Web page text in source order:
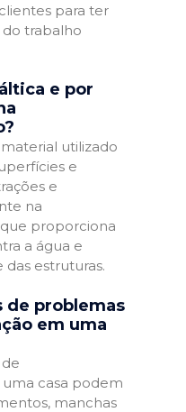
para ter
do trabalho
e por
utilizado
e
e
na
proporciona
a água e
estruturas.
de problemas
em uma
casa podem
manchas